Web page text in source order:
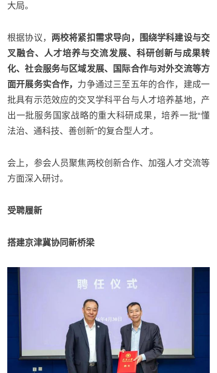
大局。
根据协议， 两校将紧扣需求导向，围绕学科建设与交
叉融合、人才培养与交流发展、科研创新与成果转
化、社会服务与区域发展、国际合作与对外交流等方
面开展务实合作， 力争通过三至五年的合作，建成一
批具有示范效应的交叉学科平台与人才培养基地，产
出一批服务国家战略的重大科研成果，培养一批“懂
法治、通科技、善创新”的复合型人才。
会上，参会人员聚焦两校创新合作、加强人才交流等
方面深入研讨。
受聘履新
搭建京津冀协同新桥梁